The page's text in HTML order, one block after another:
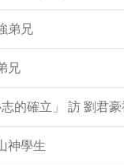
弟兄
兄
的確立」 訪 劉君豪
神學生